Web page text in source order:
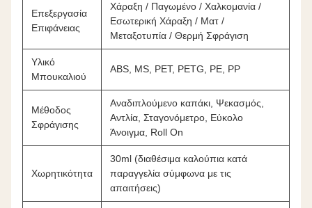
Επεξεργασία
Επιφάνειας
Χάραξη / Παγωμένο / Χαλκομανία /
Εσωτερική Χάραξη / Ματ /
Μεταξοτυπία / Θερμή Σφράγιση
Υλικό
Μπουκαλιού
ABS, MS, PET, PETG, PE, PP
Μέθοδος
Σφράγισης
Αναδιπλούμενο καπάκι, Ψεκασμός,
Αντλία, Σταγονόμετρο, Εύκολο
Άνοιγμα, Roll On
Χωρητικότητα
30ml (διαθέσιμα καλούπια κατά
παραγγελία σύμφωνα με τις
απαιτήσεις)